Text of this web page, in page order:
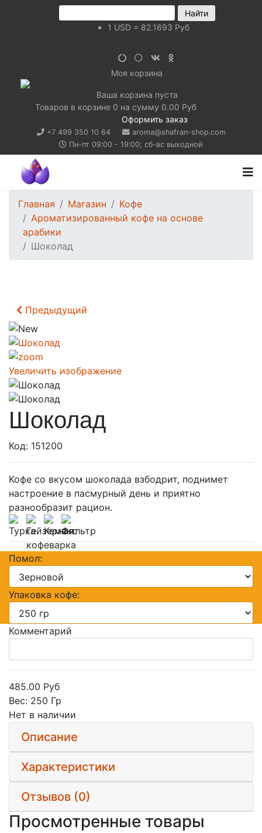
1 USD = 82.1693 Руб
Моя корзина
Ваша корзина пуста
Товаров в корзине 0 на сумму 0.00 Руб
Оформить заказ
+7 499 350 10 64
aroma@shafran-shop.com
Пн-пт 09:00 - 19:00; сб-вс выходной
Главная Магазин
Кофе
Ароматизированный кофе на основе
арабики
Шоколад
Предыдущий
Увеличить изображение
Шоколад
Код: 151200
Кофе со вкусом шоколада взбодрит, поднимет
настроение в пасмурный день и приятно
разнообразит рацион.
Помол:
Упаковка кофе:
Комментарий
485.00 Руб
Вес: 250 Гр
Нет в наличии
Описание
Характеристики
Отзывов (0)
Просмотренные товары